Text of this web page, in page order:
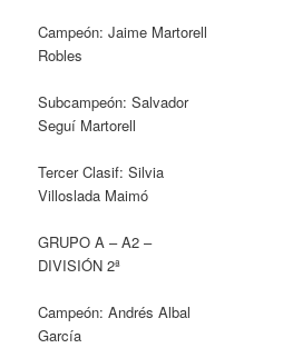
Campeón: Jaime Martorell
Robles
Subcampeón: Salvador
Seguí Martorell
Tercer Clasif: Silvia
Villoslada Maimó
GRUPO A – A2 –
DIVISIÓN 2ª
Campeón: Andrés Albal
García